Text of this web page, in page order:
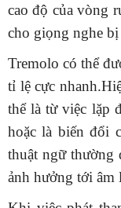
cao độ của vòng
cho giọng nghe
Tremolo có thể
tỉ lệ cực
thể là từ việc lặp
hoặc là biến đổi
thuật ngữ thường
ảnh hưởng tới âm